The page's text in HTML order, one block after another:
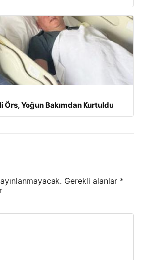
Yoğun Bakımdan Kurtuldu
Gerekli alanlar *